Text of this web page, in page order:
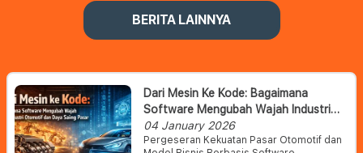
BERITA LAINNYA
Dari Mesin Ke Kode: Bagaimana
Software Mengubah Wajah Industri
Otomotif Dan Daya Saing Pasar
04 January 2026
Pergeseran Kekuatan Pasar Otomotif dan